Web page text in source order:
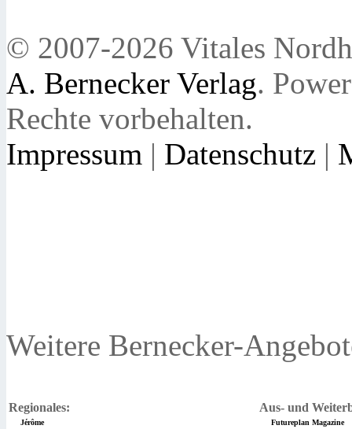
© 2007-2026 Vitales
A. Bernecker Verlag.
Rechte vorbehalten.
Impressum | Datenschutz |
Weitere Bernecker-
Regionales: Aus- und
Jérôme
Futureplan Magazine